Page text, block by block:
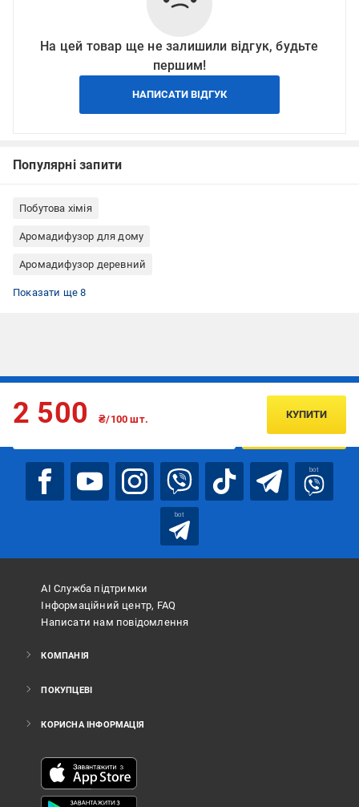
На цей товар ще не залишили відгук, будьте
першим!
НАПИСАТИ ВІДГУК
Популярні запити
Побутова хімія
Аромадифузор для дому
Аромадифузор деревний
Показати ще 8
2 500 ₴/100 шт. КУПИТИ
Підписуйтесь, щоб дізнаватись першим про акції та пропозиції
ПІДПИСАТИСЯ
bot
bot
АІ Служба підтримки
Інформаційний центр, FAQ
Написати нам повідомлення
КОМПАНІЯ
ПОКУПЦЕВІ
КОРИСНА ІНФОРМАЦІЯ